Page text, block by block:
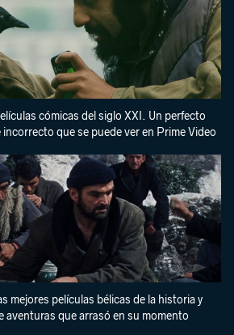
cómicas del siglo XXI. Un perfecto
que se puede ver en Prime Video
mejores películas bélicas de la historia y
aventuras que arrasó en su momento